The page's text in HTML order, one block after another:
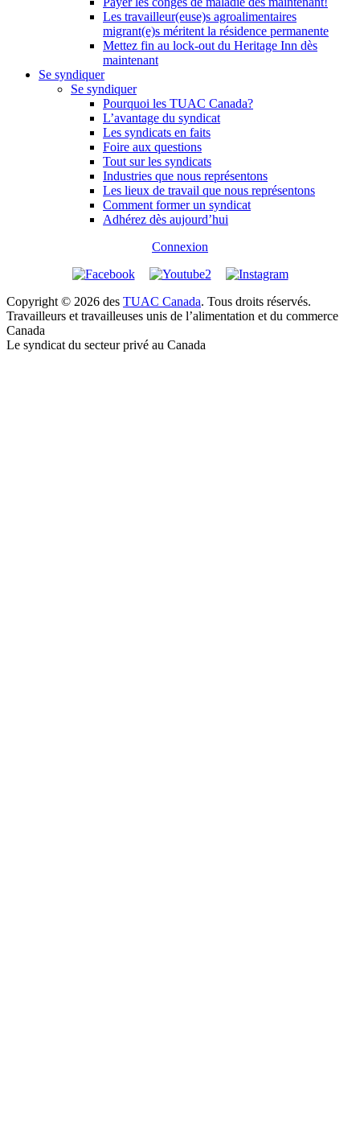
Les travailleur(euse)s agroalimentaires
migrant(e)s méritent la résidence permanente
Mettez fin au lock-out du Heritage Inn dès
maintenant
Se syndiquer
Se syndiquer
Pourquoi les TUAC Canada?
L’avantage du syndicat
Les syndicats en faits
Foire aux questions
Tout sur les syndicats
Industries que nous représentons
Les lieux de travail que nous représentons
Comment former un syndicat
Adhérez dès aujourd’hui
Connexion
Copyright © 2026 des TUAC Canada. Tous droits réservés.
Travailleurs et travailleuses unis de l’alimentation et du commerce
Canada
Le syndicat du secteur privé au Canada